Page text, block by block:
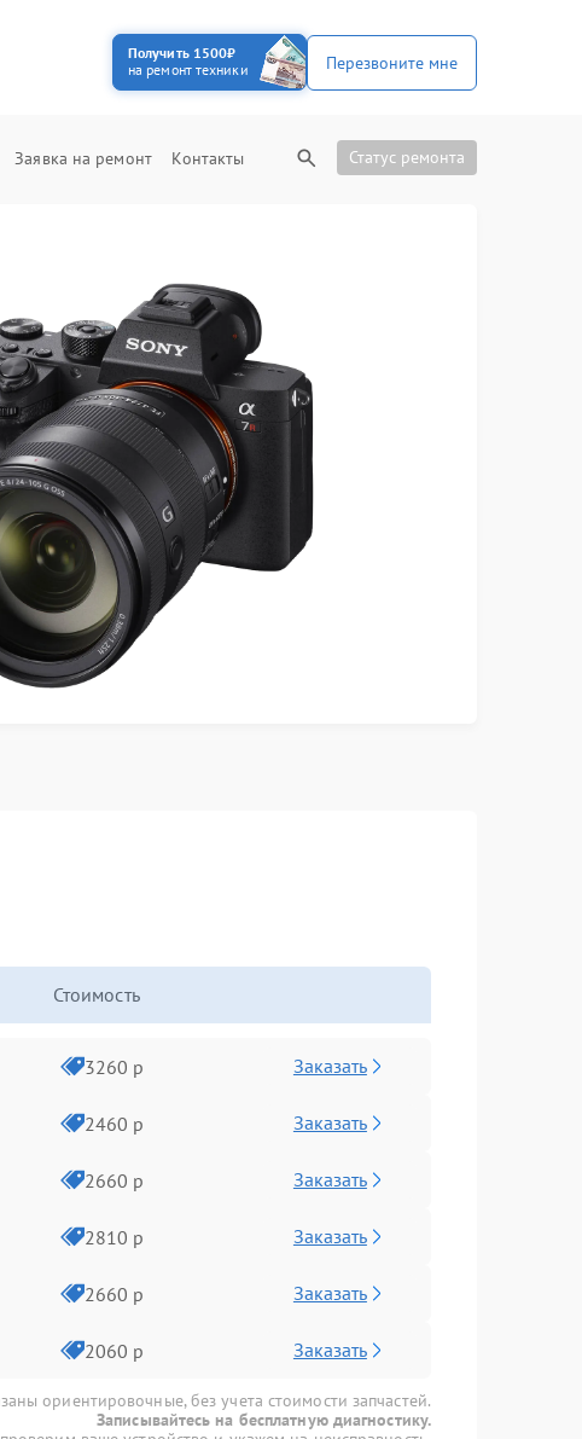
Получить 1500₽
на ремонт техники
Перезвоните мне
Заявка на ремонт Контакты Статус ремонта
Стоимость
3260 р Заказать
2460 р Заказать
2660 р Заказать
2810 р Заказать
2660 р Заказать
2060 р Заказать
ориентировочные, без учета стоимости запчастей.
Записывайтесь на бесплатную диагностику.